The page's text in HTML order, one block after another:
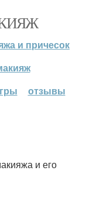
и причесок
отзывы
и его